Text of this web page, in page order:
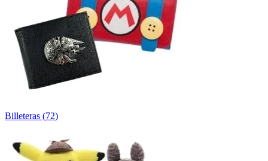
Billeteras (72)